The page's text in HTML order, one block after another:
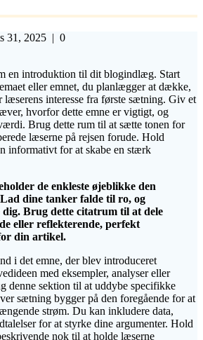
31, 2025 | 0
en introduktion til dit blogindlæg. Start
eller emnet, du planlægger at dække,
læserens interesse fra første sætning. Giv et
hvorfor dette emne er vigtigt, og
Brug dette rum til at sætte tonen for
læserne på rejsen forude. Hold
informativt for at skabe en stærk
de enkleste øjeblikke den
dine tanker falde til ro, og
Brug dette citatrum til at dele
eller reflekterende, perfekt
din artikel.
i det emne, der blev introduceret
med eksempler, analyser eller
denne sektion til at uddybe specifikke
sætning bygger på den foregående for at
strøm. Du kan inkludere data,
for at styrke dine argumenter. Hold
nok til at holde læserne